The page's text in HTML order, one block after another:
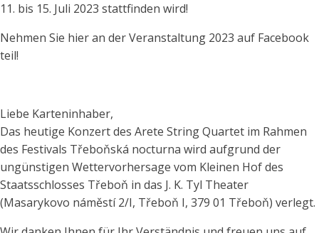
11. bis 15. Juli 2023 stattfinden wird!
Nehmen Sie hier an der Veranstaltung 2023 auf Facebook
teil!
Liebe Karteninhaber,
Das heutige Konzert des Arete String Quartet im Rahmen
des Festivals Třeboňská nocturna wird aufgrund der
ungünstigen Wettervorhersage vom Kleinen Hof des
Staatsschlosses Třeboň in das J. K. Tyl Theater
(Masarykovo náměstí 2/I, Třeboň I, 379 01 Třeboň) verlegt.